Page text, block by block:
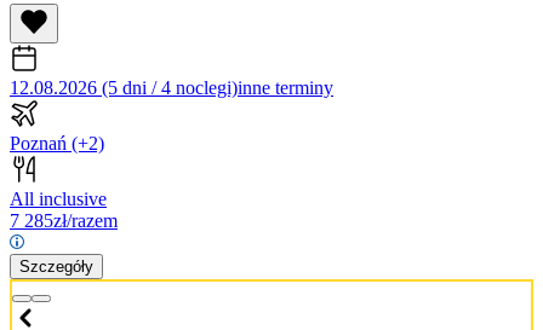
12.08.2026 (5 dni / 4 noclegi)inne terminy
Poznań (+2)
All inclusive
7 285zł/razem
Szczegóły